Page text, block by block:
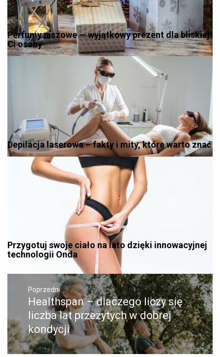
Perfumy niszowe — wyjątkowy prezent dla bliskiej
Ci osoby
Depilacja laserowa – fakty i mity, które warto znać
Przygotuj swoje ciało na lato dzięki innowacyjnej
technologii Onda
Nawigacja
wpisuPoprzedni
Poprzedni
wpis:
Healthspan – dlaczego liczy się
liczba lat przeżytych w dobrej
kondycji